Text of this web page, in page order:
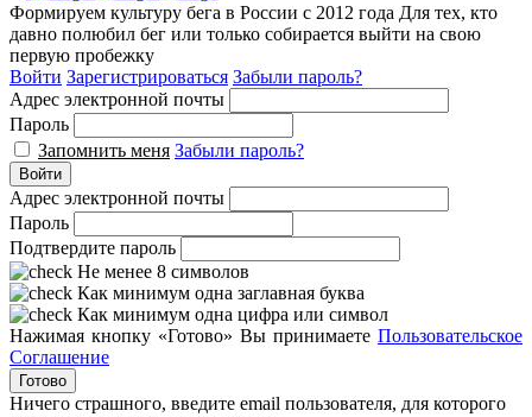
Формируем культуру бега в России с 2012 года Для тех, кто
давно полюбил бег или только собирается выйти на свою
первую пробежку
Войти Зарегистрироваться Забыли пароль?
Адрес электронной почты
Пароль
Запомнить меня Забыли пароль?
Войти
Адрес электронной почты
Пароль
Подтвердите пароль
Не менее 8 символов
Как минимум одна заглавная буква
Как минимум одна цифра или символ
Нажимая кнопку «Готово» Вы принимаете Пользовательское
Соглашение
Готово
Ничего страшного, введите email пользователя, для которого